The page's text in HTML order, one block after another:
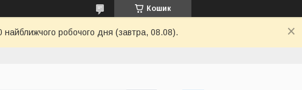
Кошик
найближчого робочого дня (завтра, 08.08).